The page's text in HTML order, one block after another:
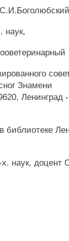
наук,
Знамени
наук, доцент